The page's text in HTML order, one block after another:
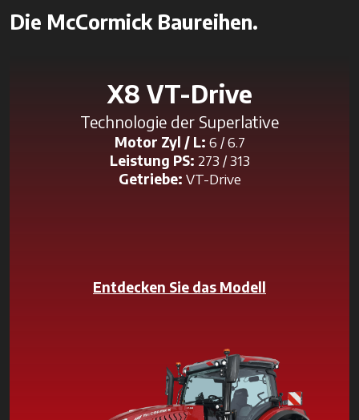
Die McCormick Baureihen.
X8 VT-Drive
Technologie der Superlative
Motor Zyl / L: 6 / 6.7
Leistung PS: 273 / 313
Getriebe: VT-Drive
Entdecken Sie das Modell